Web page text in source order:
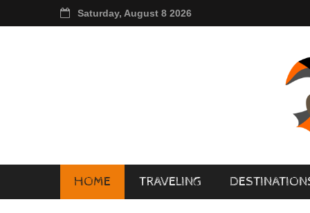
Saturday, August 8 2026
HOME TRAVELING